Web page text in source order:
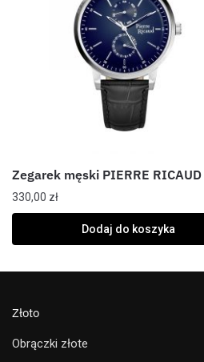
Zegarek męski PIERRE RICAUD
330,00 zł
Dodaj do koszyka
Złoto
Obrączki złote